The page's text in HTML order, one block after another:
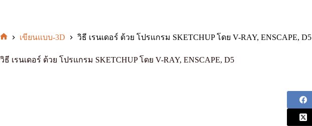
แรก
เขียนแบบ-3D วิธี เรนเดอร์ ด้วย โปรแกรม SKETCHUP โดย V-RAY, ENSCAPE, D5
วิธี เรนเดอร์ ด้วย โปรแกรม SKETCHUP โดย V-RAY, ENSCAPE, D5